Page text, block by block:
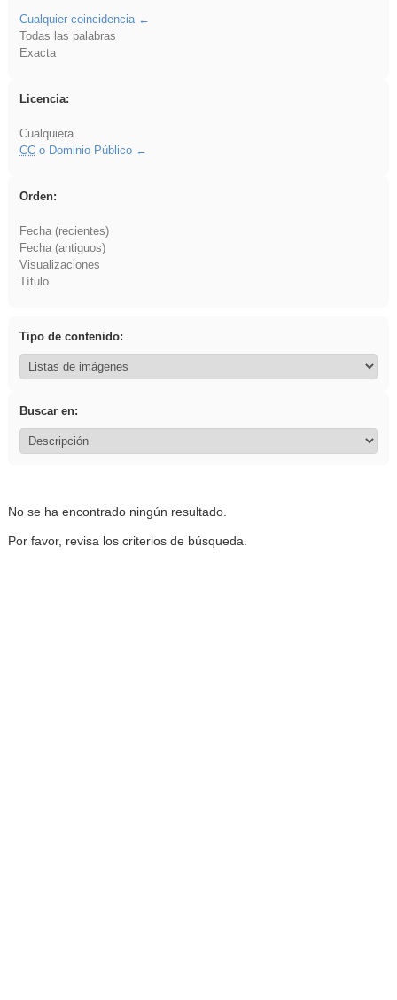
Cualquier coincidencia
Todas las palabras
Exacta
Licencia:
Cualquiera
CCo Dominio Público
Orden:
Fecha (recientes)
Fecha (antiguos)
Visualizaciones
Título
Tipo de contenido:
Buscar en:
No se ha encontrado ningún resultado.
Por favor, revisa los criterios de búsqueda.